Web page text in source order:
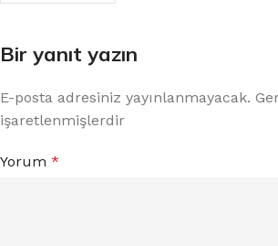
Bir yanıt yazın
E-posta adresiniz yayınlanmayacak.
işaretlenmişlerdir
Yorum *